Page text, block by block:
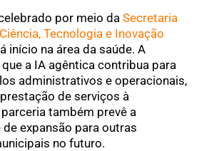
por meio da Secretaria
Tecnologia e Inovação
início na área da saúde. A
a IA agêntica contribua para
administrativos e operacionais,
de serviços à
também prevê a
expansão para outras
no futuro.